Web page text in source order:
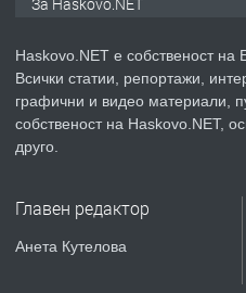
ПРЕДЛАГА
Haskovo.NET е собственост
Всички статии, репортажи,
графични и видео материали,
собственост на Haskovo.NET,
друго.
Главен редактор
Анета Кутелова